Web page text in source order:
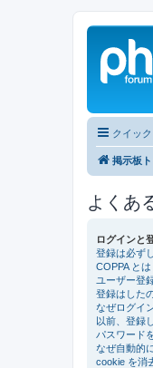
クイッ
掲示板
よくあ
ログインと
登録は必ず
COPPA とは
ユーザー登
登録はした
なぜログイ
以前、登録
パスワード
なぜ自動的
cookie を消